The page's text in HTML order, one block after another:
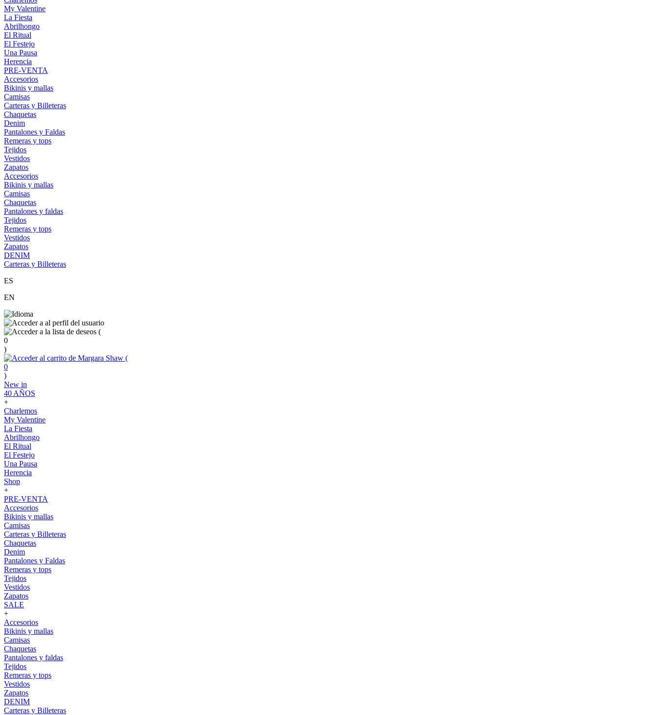
My Valentine
La Fiesta
Abrilhongo
El Ritual
El Festejo
Una Pausa
Herencia
PRE-VENTA
Accesorios
Bikinis y mallas
Camisas
Carteras y Billeteras
Chaquetas
Denim
Pantalones y Faldas
Remeras y tops
Tejidos
Vestidos
Zapatos
Accesorios
Bikinis y mallas
Camisas
Chaquetas
Pantalones y faldas
Tejidos
Remeras y tops
Vestidos
Zapatos
DENIM
Carteras y Billeteras
ES
EN
(
0
)
(
0
)
New in
40 AÑOS
+
Charlemos
My Valentine
La Fiesta
Abrilhongo
El Ritual
El Festejo
Una Pausa
Herencia
Shop
+
PRE-VENTA
Accesorios
Bikinis y mallas
Camisas
Carteras y Billeteras
Chaquetas
Denim
Pantalones y Faldas
Remeras y tops
Tejidos
Vestidos
Zapatos
SALE
+
Accesorios
Bikinis y mallas
Camisas
Chaquetas
Pantalones y faldas
Tejidos
Remeras y tops
Vestidos
Zapatos
DENIM
Carteras y Billeteras